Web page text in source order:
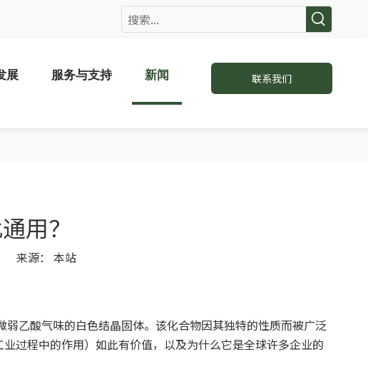
展 服务与支持 新闻 联系我们
用？
来源： 本站
乙酸气味的白色结晶固体。该化合物因其独特的性质而被广泛
过程中的作用）如此有价值，以及为什么它是全球许多企业的